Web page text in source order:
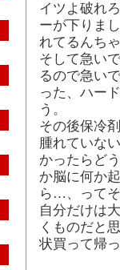
イツよ破れ
ーが下りま
れてるんち
そして急い
るので急い
った、ハー
う。
その後保冷
腫れていな
かったらど
か脳に何か
ら…、って
自分だけは
くものだと
状買って帰